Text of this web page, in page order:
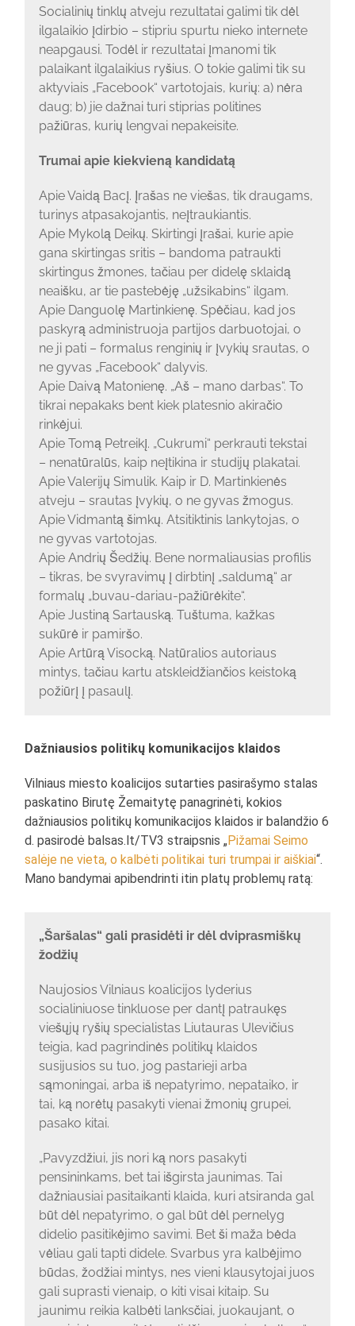
Socialinių tinklų atveju rezultatai galimi tik dėl
ilgalaikio įdirbio – stipriu spurtu nieko internete
neapgausi. Todėl ir rezultatai įmanomi tik
palaikant ilgalaikius ryšius. O tokie galimi tik su
aktyviais „Facebook“ vartotojais, kurių: a) nėra
daug; b) jie dažnai turi stiprias politines
pažiūras, kurių lengvai nepakeisite.
Trumai apie kiekvieną kandidatą
Apie Vaidą Bacį. Įrašas ne viešas, tik draugams,
turinys atpasakojantis, neįtraukiantis.
Apie Mykolą Deikų. Skirtingi įrašai, kurie apie
gana skirtingas sritis – bandoma patraukti
skirtingus žmones, tačiau per didelę sklaidą
neaišku, ar tie pastebėję „užsikabins“ ilgam.
Apie Danguolę Martinkienę. Spėčiau, kad jos
paskyrą administruoja partijos darbuotojai, o
ne ji pati – formalus renginių ir įvykių srautas, o
ne gyvas „Facebook“ dalyvis.
Apie Daivą Matonienę. „Aš – mano darbas“. To
tikrai nepakaks bent kiek platesnio akiračio
rinkėjui.
Apie Tomą Petreikį. „Cukrumi“ perkrauti tekstai
– nenatūralūs, kaip neįtikina ir studijų plakatai.
Apie Valerijų Simulik. Kaip ir D. Martinkienės
atveju – srautas įvykių, o ne gyvas žmogus.
Apie Vidmantą šimkų. Atsitiktinis lankytojas, o
ne gyvas vartotojas.
Apie Andrių Šedžių. Bene normaliausias profilis
– tikras, be svyravimų į dirbtinį „saldumą“ ar
formalų „buvau-dariau-pažiūrėkite“.
Apie Justiną Sartauską. Tuštuma, kažkas
sukūrė ir pamiršo.
Apie Artūrą Visocką. Natūralios autoriaus
mintys, tačiau kartu atskleidžiančios keistoką
požiūrį į pasaulį.
Dažniausios politikų komunikacijos klaidos
Vilniaus miesto koalicijos sutarties pasirašymo stalas
paskatino Birutę Žemaitytę panagrinėti, kokios
dažniausios politikų komunikacijos klaidos ir balandžio 6
d. pasirodė balsas.lt/TV3 straipsnis „Pižamai Seimo
salėje ne vieta, o kalbėti politikai turi trumpai ir aiškiai“.
Mano bandymai apibendrinti itin platų problemų ratą:
„Šaršalas“ gali prasidėti ir dėl dviprasmiškų
žodžių
Naujosios Vilniaus koalicijos lyderius
socialiniuose tinkluose per dantį patraukęs
viešųjų ryšių specialistas Liutauras Ulevičius
teigia, kad pagrindinės politikų klaidos
susijusios su tuo, jog pastarieji arba
sąmoningai, arba iš nepatyrimo, nepataiko, ir
tai, ką norėtų pasakyti vienai žmonių grupei,
pasako kitai.
„Pavyzdžiui, jis nori ką nors pasakyti
pensininkams, bet tai išgirsta jaunimas. Tai
dažniausiai pasitaikanti klaida, kuri atsiranda gal
būt dėl nepatyrimo, o gal būt dėl pernelyg
didelio pasitikėjimo savimi. Bet ši maža bėda
vėliau gali tapti didele. Svarbus yra kalbėjimo
būdas, žodžiai mintys, nes vieni klausytojai juos
gali suprasti vienaip, o kiti visai kitaip. Su
jaunimu reikia kalbėti lanksčiai, juokaujant, o